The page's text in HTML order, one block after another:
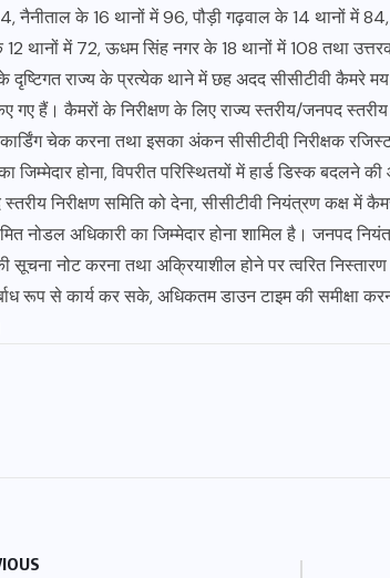
नैनीताल के 16 थानों में 96, पौड़ी गढ़वाल के 14 थानों में
12 थानों में 72, ऊधम सिंह नगर के 18 थानों में 108 तथा
दृष्टिगत राज्य के प्रत्येक थाने में छह अदद सीसीटीवी कैमरे मय
गए हैं। कैमरों के निरीक्षण के लिए राज्य स्तरीय/जनपद
चेक करना तथा इसका अंकन सीसीटीवी़ निरीक्षक
का जिम्मेदार होना, विपरीत परिस्थितयों में हार्ड डिस्क
निरीक्षण समिति को देना, सीसीटीवी नियंत्रण कक्ष
नोडल अधिकारी का जिम्मेदार होना शामिल है। जनपद
सूचना नोट करना तथा अक्रियाशील होने पर त्वरित निस्तारण
रूप से कार्य कर सके, अधिकतम डाउन टाइम की समीक्षा